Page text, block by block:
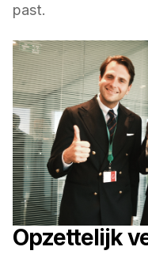
past.
Opzettelijk